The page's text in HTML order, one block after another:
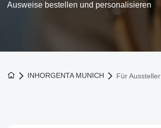
Ausweise bestellen und personalisieren
Zur Startseite
INHORGENTA MUNICH Für Aussteller